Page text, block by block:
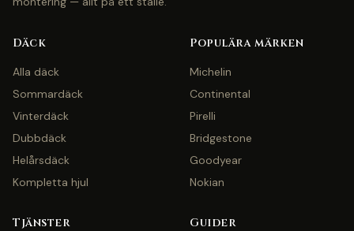
Däck
Alla däck
Sommardäck
Vinterdäck
Dubbdäck
Helårsdäck
Kompletta hjul
Populära märken
Michelin
Continental
Pirelli
Bridgestone
Goodyear
Nokian
Tjänster Guider